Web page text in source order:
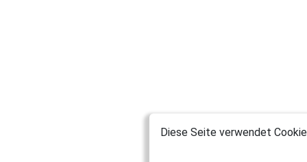
Diese Seite verwendet